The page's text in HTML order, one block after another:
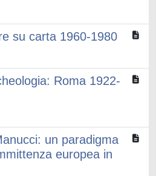
su carta 1960-1980
Roma 1922-
un paradigma
europea in